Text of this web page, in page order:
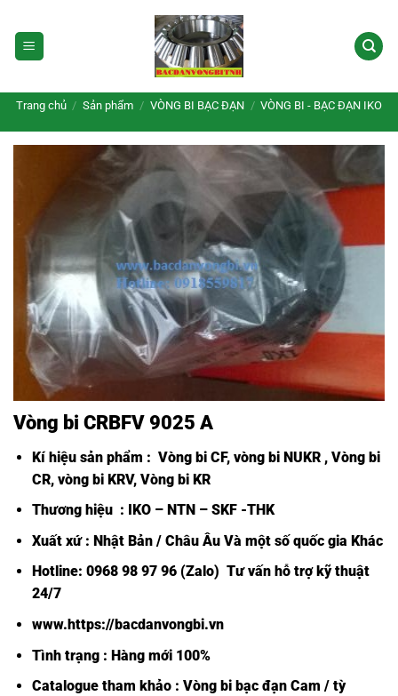
qua
nội
Trang chủ / Sản phẩm / VÒNG BI BẠC ĐẠN / VÒNG BI - BẠC ĐẠN IKO
Vòng bi CRBFV 9025 A
Kí hiệu sản phẩm : Vòng bi CF, vòng bi NUKR, Vòng bi
CR, vòng bi KRV, Vòng bi KR
Thương hiệu : IKO – NTN – SKF -THK
Xuất xứ : Nhật Bản / Châu Âu Và một số quốc gia Khác
Hotline: 0968 98 97 96 (Zalo) Tư vấn hỗ trợ kỹ thuật
24/7
www.https://bacdanvongbi.vn
Tình trạng : Hàng mới 100%
Catalogue tham khảo : Vòng bi bạc đạn Cam / tỳ